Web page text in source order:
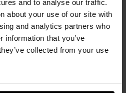
and to analyse our traffic.
about your use of our site with
and analytics partners who
information that you’ve
collected from your use